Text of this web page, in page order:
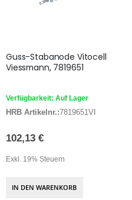
Guss-Stabanode Vitocell
Viessmann, 7819651
Verfügbarkeit: Auf Lager
HRB Artikelnr.:7819651VI
102,13 €
Exkl. 19% Steuern
IN DEN WARENKORB